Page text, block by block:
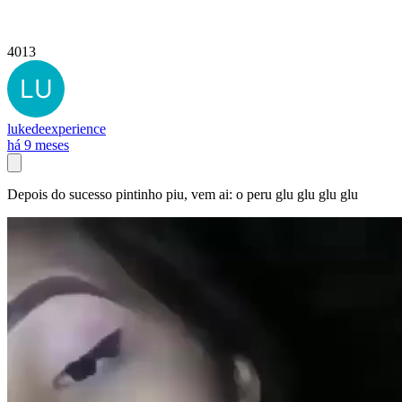
4013
lukedeexperience
há 9 meses
Depois do sucesso pintinho piu, vem ai: o peru glu glu glu glu